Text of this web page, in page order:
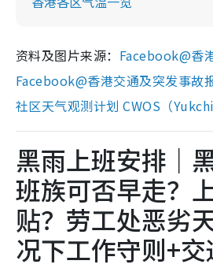
资料及图片来源： Facebook@香
Facebook@香港交通及突发事故
社区天气观测计划 CWOS（
黑雨上班安排｜
班族可否早走？
贴？劳工处恶劣
况下工作守则+